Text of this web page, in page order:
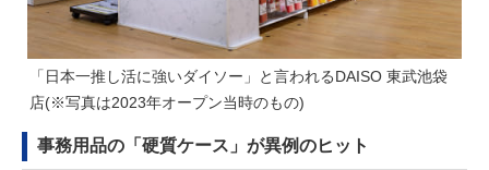
「日本一推し活に強いダイソー」と言われるDAISO 東武池袋
店(※写真は2023年オープン当時のもの)
事務用品の「硬質ケース」が異例のヒット